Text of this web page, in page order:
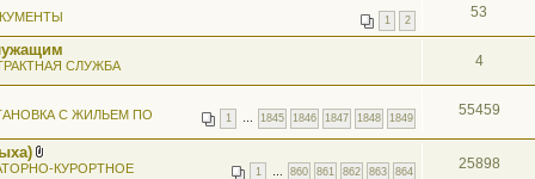
1 2 53
СЛУЖБА 4
1 1845 1846 1847 1848 1849
С ЖИЛЬЕМ ПО
55459
В
1 860 861 862 863 864
КУРОРТНОЕ
25898